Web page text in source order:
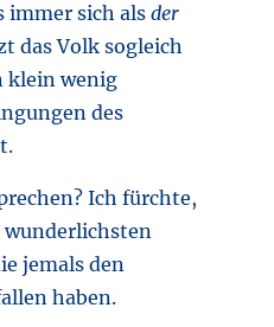
immer sich als der
das Volk sogleich
klein wenig
des
Ich fürchte,
jemals den
haben.